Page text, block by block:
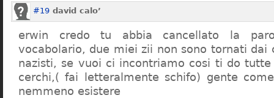
#19 david calo’
erwin credo tu abbia cancellato la
vocabolario, due miei zii non sono tornati dai
nazisti, se vuoi ci incontriamo cosi ti do tutte
cerchi,( fai letteralmente schifo) gente
nemmeno esistere